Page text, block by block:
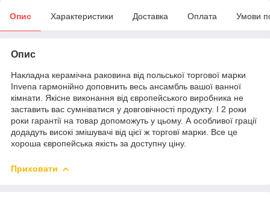
Опис Характеристики Доставка Оплата Умови
Опис
Накладна керамічна раковина від польської торгової марки
Invena гармонійно доповнить весь ансамбль вашої ванної
кімнати. Якісне виконання від європейського виробника не
заставить вас сумніватися у довговічності продукту. І 2 роки
роки гарантії на товар допоможуть у цьому. А особливої грації
додадуть високі змішувачі від цієї ж торговї марки. Все це
хороша європейська якість за доступну ціну.
Приховати